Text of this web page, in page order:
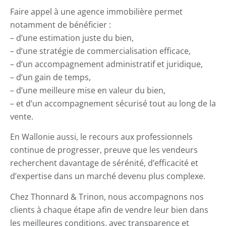
Faire appel à une agence immobilière permet
notamment de bénéficier :
– d’une estimation juste du bien,
– d’une stratégie de commercialisation efficace,
– d’un accompagnement administratif et juridique,
– d’un gain de temps,
– d’une meilleure mise en valeur du bien,
– et d’un accompagnement sécurisé tout au long de la
vente.
En Wallonie aussi, le recours aux professionnels
continue de progresser, preuve que les vendeurs
recherchent davantage de sérénité, d’efficacité et
d’expertise dans un marché devenu plus complexe.
Chez Thonnard & Trinon, nous accompagnons nos
clients à chaque étape afin de vendre leur bien dans
les meilleures conditions, avec transparence et